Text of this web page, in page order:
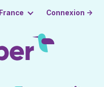
France Connexion →